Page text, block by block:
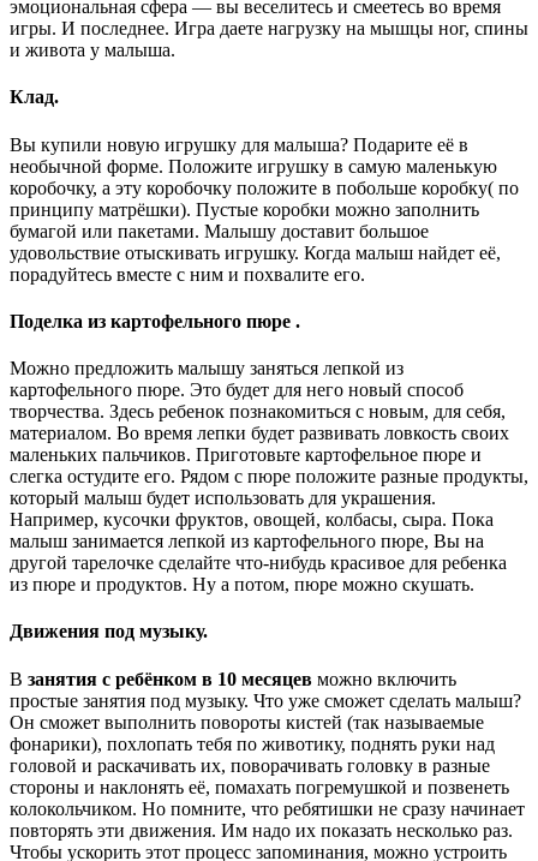
эмоциональная сфера — вы веселитесь и смеетесь во время
игры. И последнее. Игра даете нагрузку на мышцы ног, спины
и живота у малыша.
Клад.
Вы купили новую игрушку для малыша? Подарите её в
необычной форме. Положите игрушку в самую маленькую
коробочку, а эту коробочку положите в побольше коробку( по
принципу матрёшки). Пустые коробки можно заполнить
бумагой или пакетами. Малышу доставит большое
удовольствие отыскивать игрушку. Когда малыш найдет её,
порадуйтесь вместе с ним и похвалите его.
Поделка из картофельного пюре .
Можно предложить малышу заняться лепкой из
картофельного пюре. Это будет для него новый способ
творчества. Здесь ребенок познакомиться с новым, для себя,
материалом. Во время лепки будет развивать ловкость своих
маленьких пальчиков. Приготовьте картофельное пюре и
слегка остудите его. Рядом с пюре положите разные продукты,
который малыш будет использовать для украшения.
Например, кусочки фруктов, овощей, колбасы, сыра. Пока
малыш занимается лепкой из картофельного пюре, Вы на
другой тарелочке сделайте что-нибудь красивое для ребенка
из пюре и продуктов. Ну а потом, пюре можно скушать.
Движения под музыку.
В занятия с ребёнком в 10 месяцев можно включить
простые занятия под музыку. Что уже сможет сделать малыш?
Он сможет выполнить повороты кистей (так называемые
фонарики), похлопать тебя по животику, поднять руки над
головой и раскачивать их, поворачивать головку в разные
стороны и наклонять её, помахать погремушкой и позвенеть
колокольчиком. Но помните, что ребятишки не сразу начинает
повторять эти движения. Им надо их показать несколько раз.
Чтобы ускорить этот процесс запоминания, можно устроить